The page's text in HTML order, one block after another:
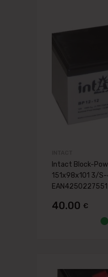
Intact Block-
151x98x101 3/
40.00 €